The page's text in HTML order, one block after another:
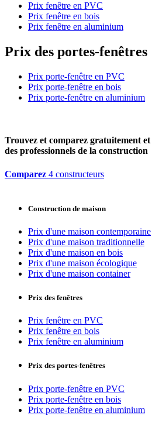
Prix fenêtre en PVC
Prix fenêtre en bois
Prix fenêtre en aluminium
Prix des portes-fenêtres
Prix porte-fenêtre en PVC
Prix porte-fenêtre en bois
Prix porte-fenêtre en aluminium
Trouvez et comparez gratuitement et
des professionnels de la construction
Comparez 4 constructeurs
Construction de maison
Prix d'une maison contemporaine
Prix d'une maison traditionnelle
Prix d'une maison en bois
Prix d'une maison écologique
Prix d'une maison container
Prix des fenêtres
Prix fenêtre en PVC
Prix fenêtre en bois
Prix fenêtre en aluminium
Prix des portes-fenêtres
Prix porte-fenêtre en PVC
Prix porte-fenêtre en bois
Prix porte-fenêtre en aluminium